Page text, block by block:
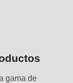
gama de